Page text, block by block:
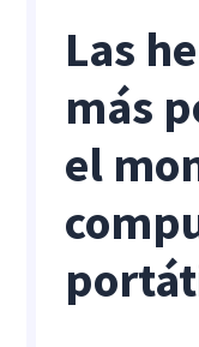
Las
más
el